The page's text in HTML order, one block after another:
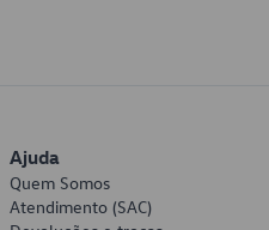
Ajuda
Quem Somos
Atendimento (SAC)